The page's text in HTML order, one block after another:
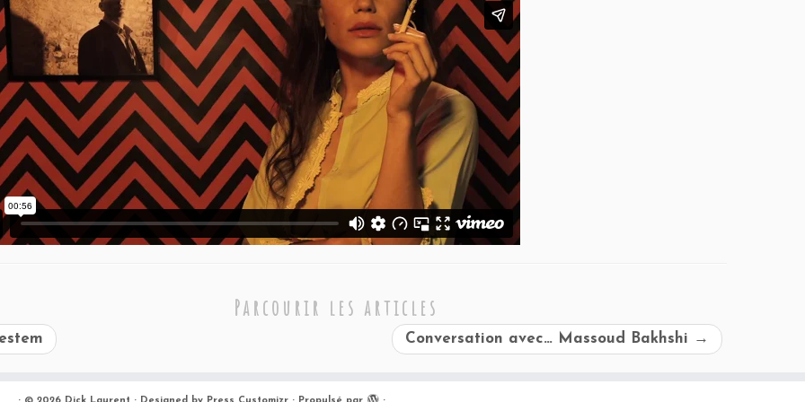
Parcourir les articles
Conversation avec… Massoud Bakhshi →